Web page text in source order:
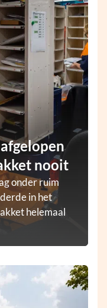
nooit
onder ruim
in het
helemaal